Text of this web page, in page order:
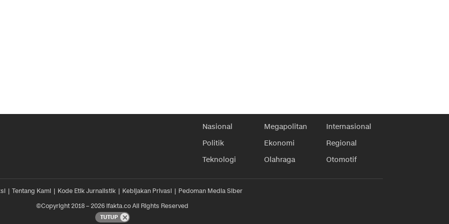
Nasional Megapolitan
Internasional
Politik
Ekonomi
Regional
Teknologi
Olahraga Otomotif
Tentang Kami Kode Etik Jurnalistik Kebijakan Privasi
Pedoman Media Siber
©Copyright 2018 – 2026 ifakta.co All Rights Reserved
TUTUP